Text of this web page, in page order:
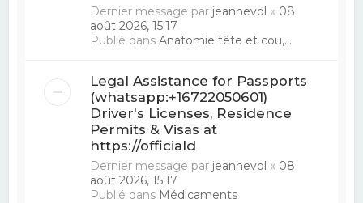
Dernier message par jeannevol « 08
août 2026, 15:17
Publié dansAnatomie tête et cou,...
Legal Assistance for Passports
(whatsapp:+16722050601)
Driver's Licenses, Residence
Permits & Visas at
https://officiald
Dernier message par jeannevol « 08
août 2026, 15:17
Publié dans Médicaments